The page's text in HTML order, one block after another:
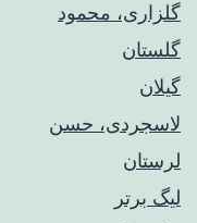
گلزاری، محمود
گلستان
گیلان
لاسجردی، حسن
لرستان
لیگ برتر